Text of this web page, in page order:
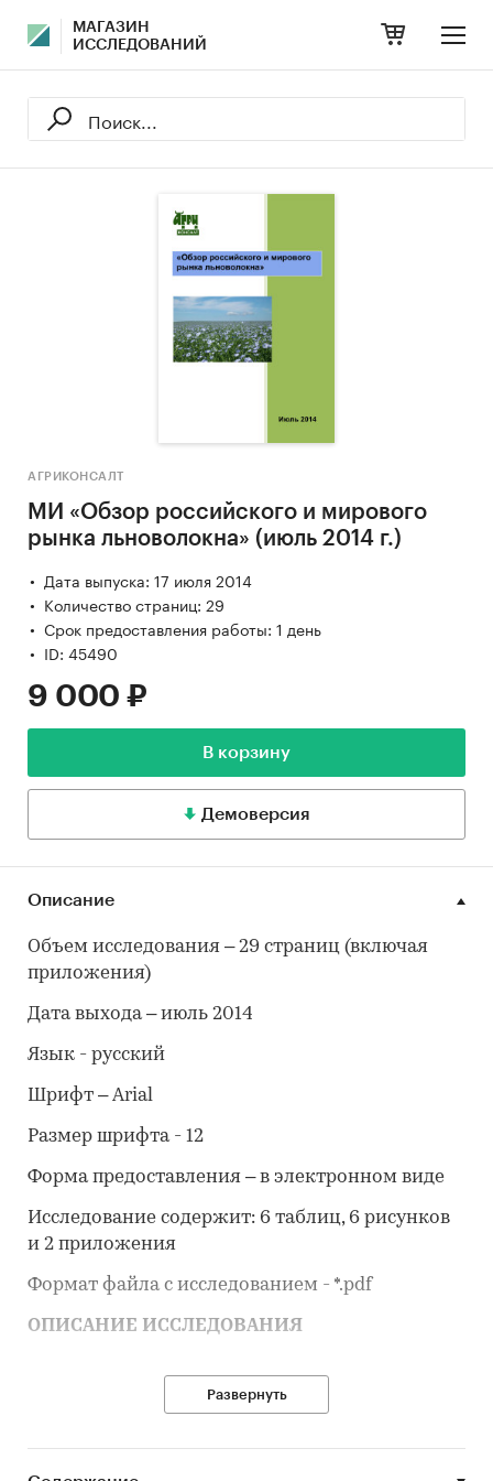
МАГАЗИН
ИССЛЕДОВАНИЙ
АГРИКОНСАЛТ
МИ «Обзор российского и мирового
рынка льноволокна» (июль 2014 г.)
Дата выпуска: 17 июля 2014
Количество страниц: 29
Срок предоставления работы: 1 день
ID: 45490
9 000 ₽
В корзину
Демоверсия
Описание
Объем исследования – 29 страниц (включая
приложения)
Дата выхода – июль 2014
Язык - русский
Шрифт – Arial
Размер шрифта - 12
Форма предоставления – в электронном виде
Исследование содержит: 6 таблиц, 6 рисунков
и 2 приложения
Формат файла с исследованием - *.pdf
ОПИСАНИЕ ИССЛЕДОВАНИЯ
Обзор российского и мирового рынка
Развернуть